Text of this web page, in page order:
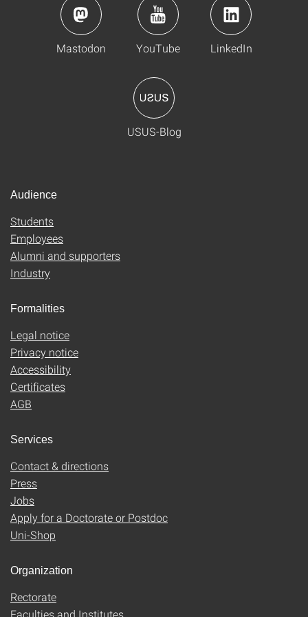
Mastodon YouTube LinkedIn
USUS-Blog
Audience
Students
Employees
Alumni and supporters
Industry
Formalities
Legal notice
Privacy notice
Accessibility
Certificates
AGB
Services
Contact & directions
Press
Jobs
Apply for a Doctorate or Postdoc
Uni-Shop
Organization
Rectorate
Faculties and Institutes